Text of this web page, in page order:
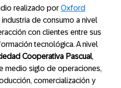
realizado por Oxford
industria de consumo a nivel
con clientes entre sus
tecnológica. A nivel
Cooperativa Pascual,
medio siglo de operaciones,
comercialización y